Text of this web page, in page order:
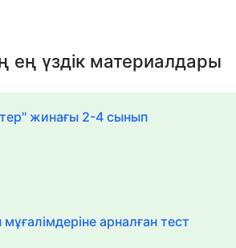
ең үздік материалдары
жинағы 2-4 сынып
арналған тест